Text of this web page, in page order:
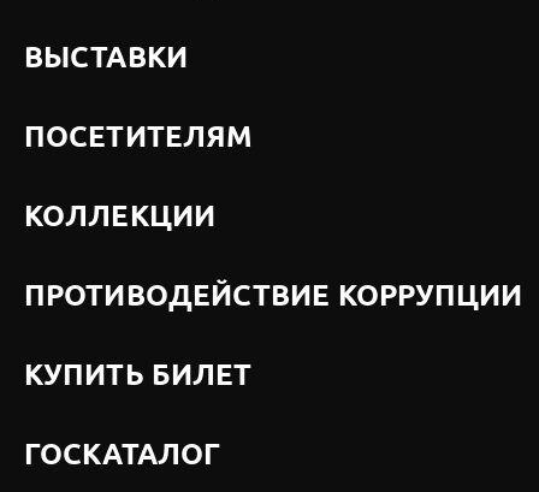
ВЫСТАВКИ
ПОСЕТИТЕЛЯМ
КОЛЛЕКЦИИ
ПРОТИВОДЕЙСТВИЕ КОРРУПЦИИ
КУПИТЬ БИЛЕТ
ГОСКАТАЛОГ